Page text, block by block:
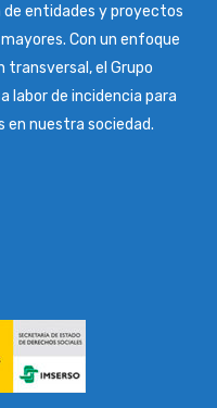
de entidades y proyectos
Con un enfoque
transversal, el Grupo
labor de incidencia para
en nuestra sociedad.